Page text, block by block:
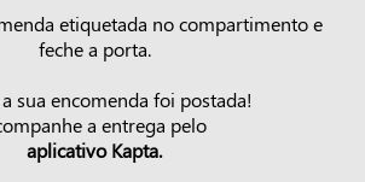
etiquetada no compartimento e
feche a porta.
sua encomenda foi postada!
a entrega pelo
aplicativo Kapta.